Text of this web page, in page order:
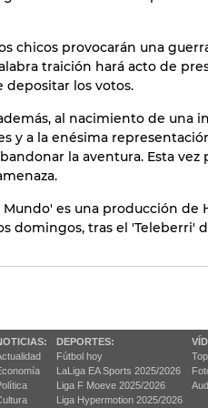
chicos provocarán una
traición hará acto de
los votos.
al nacimiento de una
y a la enésima
la aventura. Esta vez
es una producción de
domingos, tras el 'Teleberri'
DEPORTES:
Fútbol hoy
LaLiga EA Sports 2025/2026
Liga F Moeve 2025/2026
Liga Hypermotion 2025/2026